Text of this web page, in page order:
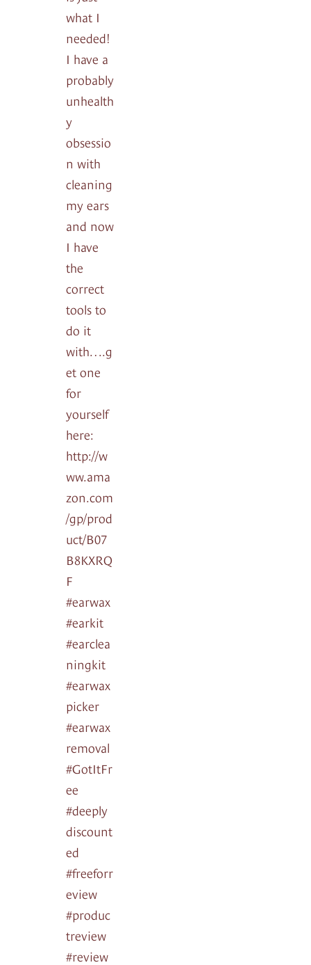
what I
needed!
I have a
probably
unhealth
y
obsessio
n with
cleaning
my ears
and now
I have
the
correct
tools to
do it
with….g
et one
for
yourself
here:
http://w
ww.ama
zon.com
/gp/prod
uct/B07
B8KXRQ
F
#earwax
#earkit
#earclea
ningkit
#earwax
picker
#earwax
removal
#GotItFr
ee
#deeply
discount
ed
#freeforr
eview
#produc
treview
#review